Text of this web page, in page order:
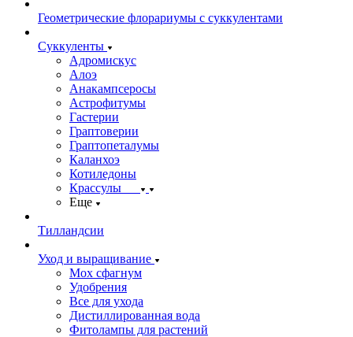
Геометрические флорариумы с суккулентами
Суккуленты
Адромискус
Алоэ
Анакампсеросы
Астрофитумы
Гастерии
Граптоверии
Граптопеталумы
Каланхоэ
Котиледоны
Крассулы
Еще
Тилландсии
Уход и выращивание
Мох сфагнум
Удобрения
Все для ухода
Дистиллированная вода
Фитолампы для растений